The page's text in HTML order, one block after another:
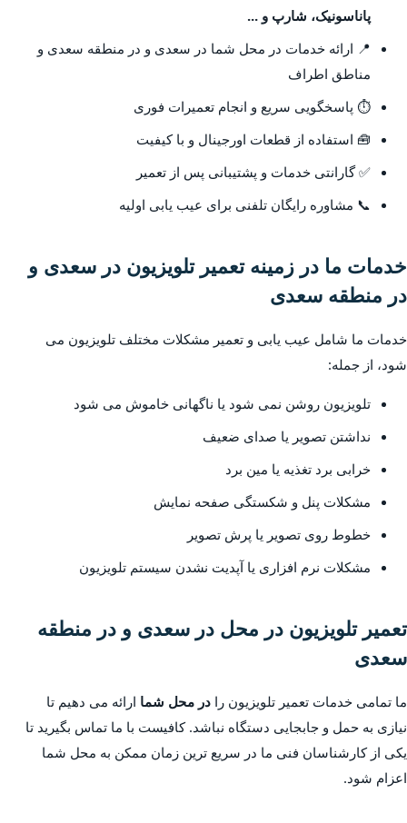
پاناسونیک، شارپ و ...
📍 ارائه خدمات در محل شما در سعدی و در منطقه سعدی و
مناطق اطراف
⏱️ پاسخگویی سریع و انجام تعمیرات فوری
🧰 استفاده از قطعات اورجینال و با کیفیت
✅ گارانتی خدمات و پشتیبانی پس از تعمیر
📞 مشاوره رایگان تلفنی برای عیب یابی اولیه
خدمات ما در زمینه تعمیر تلویزیون در سعدی و
در منطقه سعدی
خدمات ما شامل عیب یابی و تعمیر مشکلات مختلف تلویزیون می
شود، از جمله:
تلویزیون روشن نمی شود یا ناگهانی خاموش می شود
نداشتن تصویر یا صدای ضعیف
خرابی برد تغذیه یا مین برد
مشکلات پنل و شکستگی صفحه نمایش
خطوط روی تصویر یا پرش تصویر
مشکلات نرم افزاری یا آپدیت نشدن سیستم تلویزیون
تعمیر تلویزیون در محل در سعدی و در منطقه
سعدی
ما تمامی خدمات تعمیر تلویزیون را در محل شما ارائه می دهیم تا
نیازی به حمل و جابجایی دستگاه نباشد. کافیست با ما تماس بگیرید تا
یکی از کارشناسان فنی ما در سریع ترین زمان ممکن به محل شما
اعزام شود.